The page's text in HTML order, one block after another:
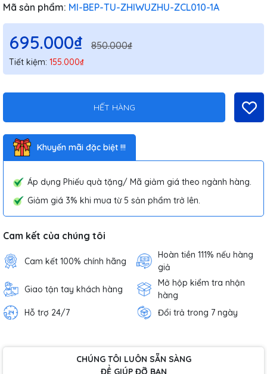
Mã sản phẩm: MI-BEP-TU-ZHIWUZHU-ZCL010-1A
695.000₫ 850.000₫
Tiết kiệm: 155.000₫
HẾT HÀNG
Khuyến mãi đặc biệt !!!
Áp dụng Phiếu quà tặng/ Mã giảm giá theo ngành hàng.
Giảm giá 3% khi mua từ 5 sản phẩm trở lên.
Cam kết của chúng tôi
Cam kết 100% chính hãng
Hoàn tiền 111% nếu hàng
giả
Giao tận tay khách hàng
Mở hộp kiểm tra nhận
hàng
Hỗ trợ 24/7
Đổi trả trong 7 ngày
CHÚNG TÔI LUÔN SẴN SÀNG
ĐỂ GIÚP ĐỠ BẠN